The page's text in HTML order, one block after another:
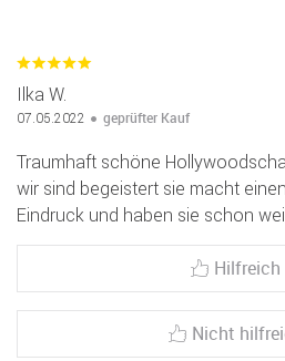
Ilka W.
07.05.2022 geprüfter Kauf
Traumhaft schöne
wir sind begeistert sie macht
Eindruck und haben sie schon
Hilfreich
Nicht